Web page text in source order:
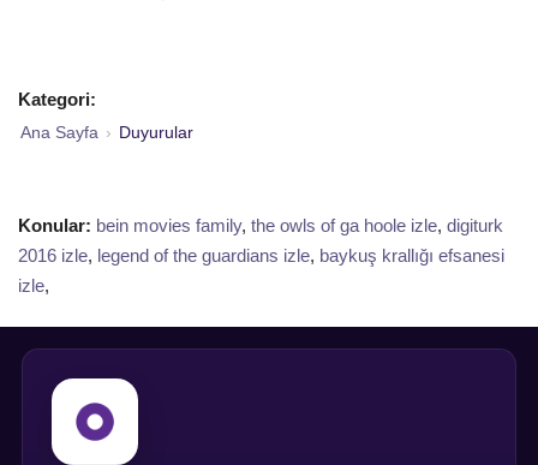
Kategori:
Ana Sayfa › Duyurular
Konular: bein movies family, the owls of ga hoole izle, digiturk
2016 izle, legend of the guardians izle, baykuş krallığı efsanesi
izle,